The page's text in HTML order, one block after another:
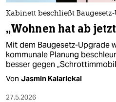
Kabinett beschließt
„Wohnen hat ab
Mit dem Baugesetz-Upgrade
kommunale Planung
besser gegen
Von Jasmin Kalarickal
27.5.2026